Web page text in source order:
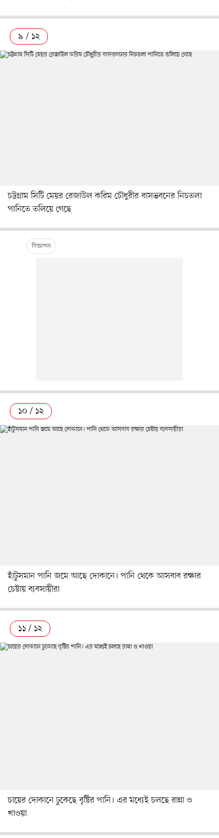
৯ / ১২
চট্টগ্রাম সিটি মেয়র রেজাউল করিম চৌধুরীর বাসভবনের নিচতলা
পানিতে তলিয়ে গেছে
১০ / ১২
হাঁটুসমান পানি জমে আছে দোকানে। পানি থেকে আসবাব রক্ষার
চেষ্টায় ব্যবসায়ীরা
১১ / ১২
চায়ের দোকানে ঢুকেছে বৃষ্টির পানি। এর মধ্যেই চলছে রান্না ও
খাওয়া